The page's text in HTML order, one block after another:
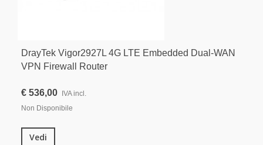
DrayTek Vigor2927L 4G LTE Embedded Dual-WAN
VPN Firewall Router
€ 536,00 IVA incl.
Non Disponibile
Vedi